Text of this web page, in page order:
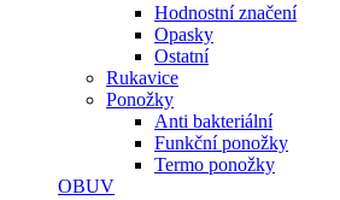
Hodnostní značení
Opasky
Ostatní
Rukavice
Ponožky
Anti bakteriální
Funkční ponožky
Termo ponožky
OBUV